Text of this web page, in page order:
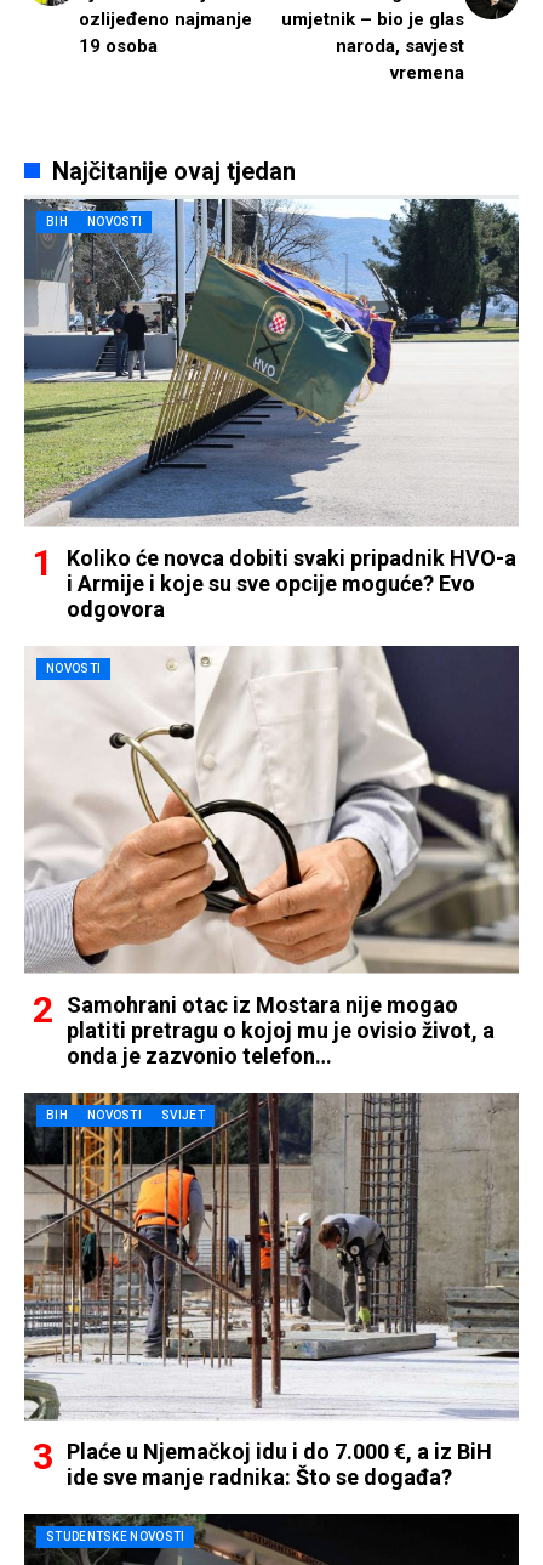
ozlijeđeno najmanje
19 osoba
umjetnik – bio je glas
naroda, savjest
vremena
Najčitanije ovaj tjedan
BIH NOVOSTI
Koliko će novca dobiti svaki pripadnik HVO-a
i Armije i koje su sve opcije moguće? Evo
odgovora
NOVOSTI
Samohrani otac iz Mostara nije mogao
platiti pretragu o kojoj mu je ovisio život, a
onda je zazvonio telefon…
BIH NOVOSTI SVIJET
Plaće u Njemačkoj idu i do 7.000 €, a iz BiH
ide sve manje radnika: Što se događa?
STUDENTSKE NOVOSTI